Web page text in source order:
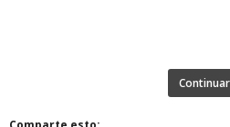
Continuar